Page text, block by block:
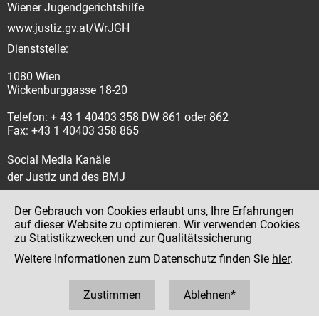
Wiener Jugendgerichtshilfe
www.justiz.gv.at/WrJGH
Dienststelle:
1080 Wien
Wickenburggasse 18-20
Telefon: + 43 1 40403 358 DW 861 oder 862
Fax: +43 1 40403 358 865
Social Media Kanäle
der Justiz und des BMJ
Impressum
Datenschutz
Hinweisgeber:innenplattform (für Mitarbeiter:innen)
Der Gebrauch von Cookies erlaubt uns, Ihre Erfahrungen
auf dieser Website zu optimieren. Wir verwenden Cookies
zu Statistikzwecken und zur Qualitätssicherung
Weitere Informationen zum Datenschutz finden Sie hier.
Zustimmen Ablehnen*